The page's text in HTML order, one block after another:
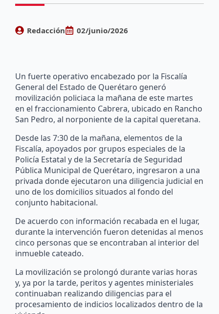
Redacción 02/junio/2026
Un fuerte operativo encabezado por la Fiscalía
General del Estado de Querétaro generó
movilización policiaca la mañana de este martes
en el fraccionamiento Cabrera, ubicado en Rancho
San Pedro, al norponiente de la capital queretana.
Desde las 7:30 de la mañana, elementos de la
Fiscalía, apoyados por grupos especiales de la
Policía Estatal y de la Secretaría de Seguridad
Pública Municipal de Querétaro, ingresaron a una
privada donde ejecutaron una diligencia judicial en
uno de los domicilios situados al fondo del
conjunto habitacional.
De acuerdo con información recabada en el lugar,
durante la intervención fueron detenidas al menos
cinco personas que se encontraban al interior del
inmueble cateado.
La movilización se prolongó durante varias horas
y, ya por la tarde, peritos y agentes ministeriales
continuaban realizando diligencias para el
procesamiento de indicios localizados dentro de la